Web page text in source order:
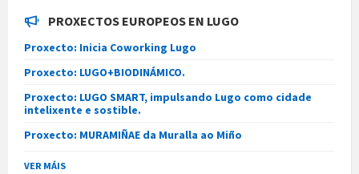
PROXECTOS EUROPEOS EN LUGO
Proxecto: Inicia Coworking Lugo
Proxecto: LUGO+BIODINÁMICO.
Proxecto: LUGO SMART, impulsando Lugo como cidade
intelixente e sostible.
Proxecto: MURAMIÑAE da Muralla ao Miño
VER MÁIS